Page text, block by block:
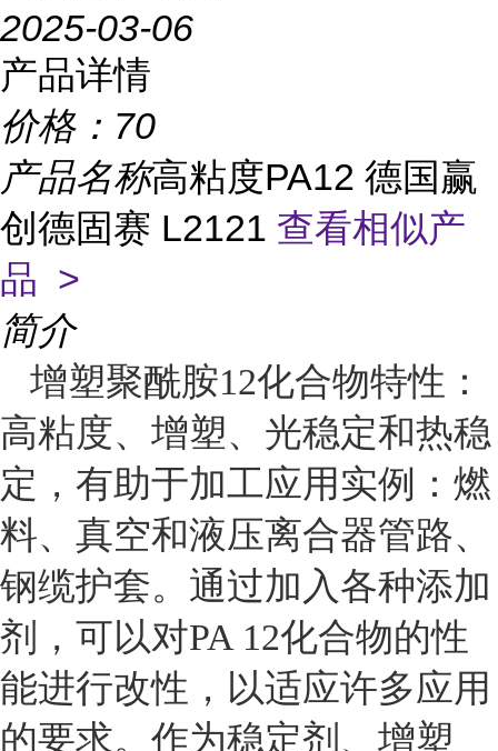
2025-03-06
产品详情
价格： 70
产品名称高粘度PA12 德国赢
创德固赛 L2121 查看相似产
品 >
简介
增塑聚酰胺12化合物特性：
高粘度、增塑、光稳定和热稳
定，有助于加工应用实例：燃
料、真空和液压离合器管路、
钢缆护套。通过加入各种添加
剂，可以对PA 12化合物的性
能进行改性，以适应许多应用
的要求。作为稳定剂、增塑